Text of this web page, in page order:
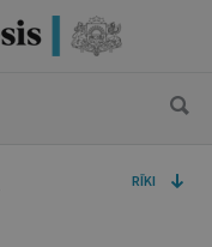
RĪKI